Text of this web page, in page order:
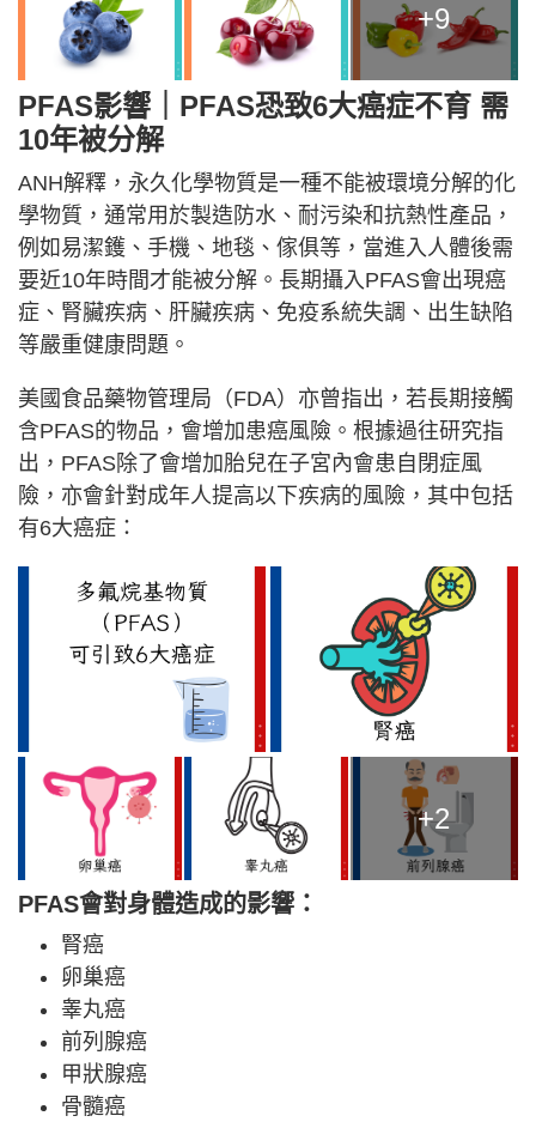
+9
PFAS影響｜PFAS恐致6大癌症不育 需
10年被分解
ANH解釋，永久化學物質是一種不能被環境分解的化
學物質，通常用於製造防水、耐污染和抗熱性產品，
例如易潔鑊、手機、地毯、傢俱等，當進入人體後需
要近10年時間才能被分解。長期攝入PFAS會出現癌
症、腎臟疾病、肝臟疾病、免疫系統失調、出生缺陷
等嚴重健康問題。
美國食品藥物管理局（FDA）亦曾指出，若長期接觸
含PFAS的物品，會增加患癌風險。根據過往研究指
出，PFAS除了會增加胎兒在子宮內會患自閉症風
險，亦會針對成年人提高以下疾病的風險，其中包括
有6大癌症：
+2
PFAS會對身體造成的影響：
腎癌
卵巢癌
睾丸癌
前列腺癌
甲狀腺癌
骨髓癌